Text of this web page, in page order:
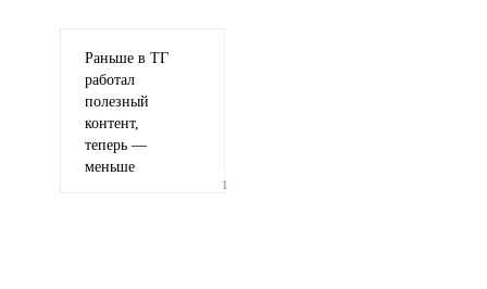
Раньше в ТГ
работал
полезный
контент,
теперь —
меньше
1